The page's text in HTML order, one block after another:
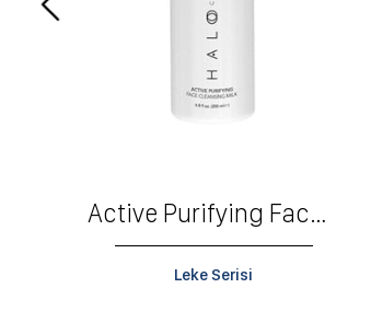
Active Purifying Face Cleaning Milk
Leke Serisi